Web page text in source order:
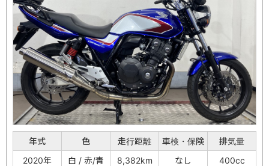
年式 色 走行距離 車検・保険
排気量
2020年
白 / 赤/青 8,382km なし 400cc